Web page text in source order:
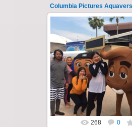
23.10.2022
Columbia Pictures
тематический аквапарк
Открыт в октябре
модернизации и
Thai-
268 0